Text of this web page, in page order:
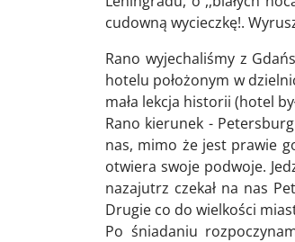
cudowną wycieczkę!.
Rano wyjechaliśmy z
hotelu położonym w
mała lekcja historii (hotel
Rano kierunek -
nas, mimo że jest prawie
otwiera swoje podwoje.
nazajutrz czekał na nas
Drugie co do wielkości
Po śniadaniu